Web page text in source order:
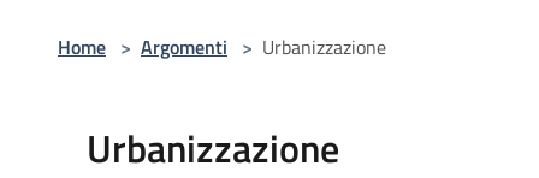
Home > Argomenti > Urbanizzazione
Urbanizzazione